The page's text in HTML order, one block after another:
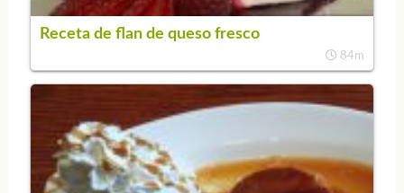
Receta de flan de queso fresco
84m